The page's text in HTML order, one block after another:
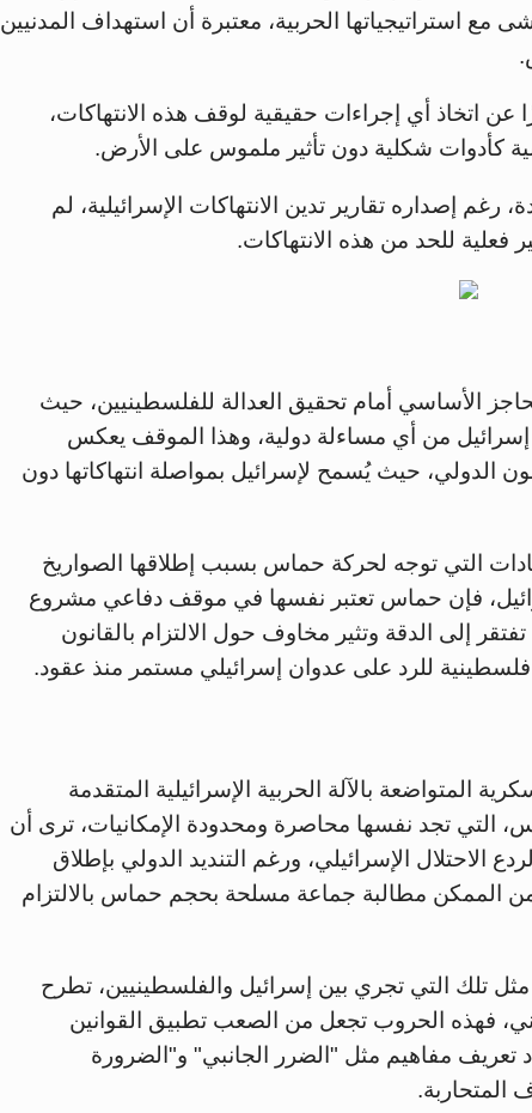
مع استراتيجياتها الحربية، معتبرة أن استهداف المدنيين
اتخاذ أي إجراءات حقيقية لوقف هذه الانتهاكات،
كأدوات شكلية دون تأثير ملموس على الأرض.
إصداره تقارير تدين الانتهاكات الإسرائيلية، لم
للحد من هذه الانتهاكات.
الأساسي أمام تحقيق العدالة للفلسطينيين، حيث
إسرائيل من أي مساءلة دولية، وهذا الموقف يعكس
الدولي، حيث يُسمح لإسرائيل بمواصلة انتهاكاتها دون
التي توجه لحركة حماس بسبب إطلاقها الصواريخ
فإن حماس تعتبر نفسها في موقف دفاعي مشروع
إلى الدقة وتثير مخاوف حول الالتزام بالقانون
للرد على عدوان إسرائيلي مستمر منذ عقود.
المتواضعة بالآلة الحربية الإسرائيلية المتقدمة
تجد نفسها محاصرة ومحدودة الإمكانيات، ترى أن
الاحتلال الإسرائيلي، ورغم التنديد الدولي بإطلاق
الممكن مطالبة جماعة مسلحة بحجم حماس بالالتزام
مثل تلك التي تجري بين إسرائيل والفلسطينيين، تطرح
فهذه الحروب تجعل من الصعب تطبيق القوانين
تعريف مفاهيم مثل "الضرر الجانبي" و"الضرورة
المتحاربة.